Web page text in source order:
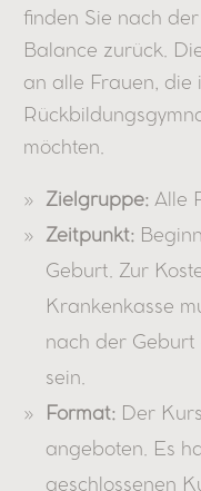
finden Sie nach
Balance zurück.
an alle Frauen,
möchten.
Zielgruppe: Alle
Zeitpunkt:
Geburt. Zur
Krankenkasse
nach der Geburt
sein.
Format:
Der
angeboten. Es
geschlossenen